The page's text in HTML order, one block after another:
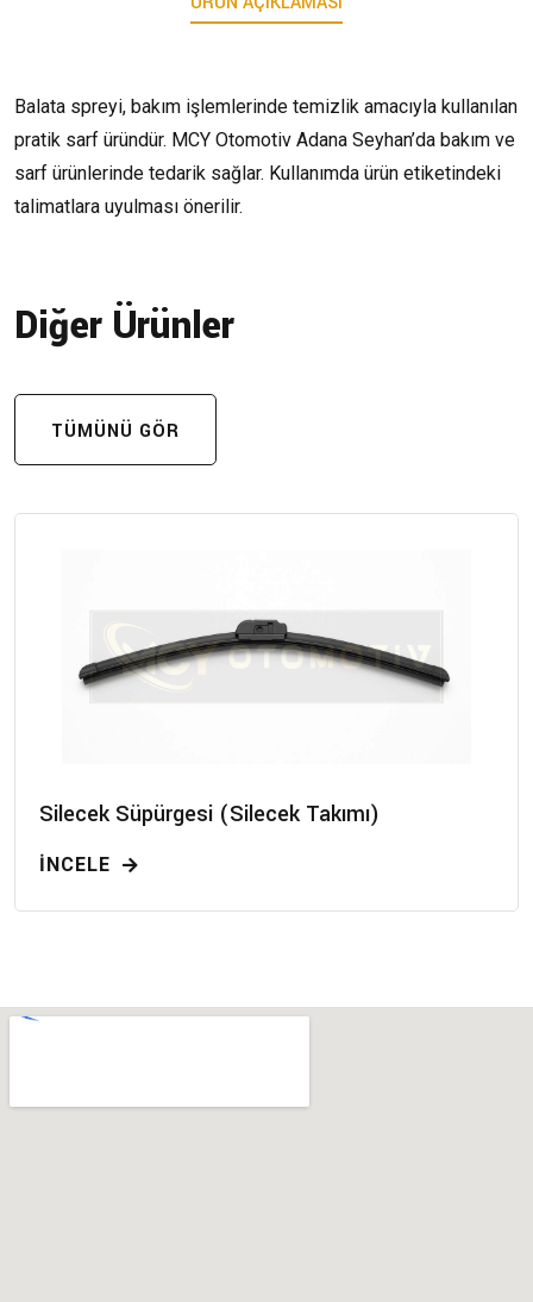
Balata spreyi, bakım işlemlerinde temizlik amacıyla kullanılan
pratik sarf üründür. MCY Otomotiv Adana Seyhan’da bakım ve
sarf ürünlerinde tedarik sağlar. Kullanımda ürün etiketindeki
talimatlara uyulması önerilir.
Diğer Ürünler
TÜMÜNÜ GÖR
Silecek Süpürgesi (Silecek Takımı)
İNCELE